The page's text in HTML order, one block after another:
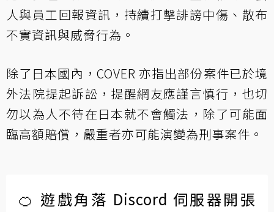
人與員工回報資訊，持續打擊誹謗中傷、散布
不實資訊與威脅行為。
除了日本國內，COVER 亦指出部份案件已於境
外法院提起訴訟，提醒網友應謹言慎行，也切
勿以為人不待在日本就不會觸法，除了可能面
臨高額賠償，嚴重者亦可能演變為刑事案件。
🍊 遊戲角落 Discord 伺服器開張